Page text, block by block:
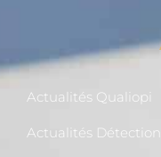
Actualités Qualiopi
Actualités